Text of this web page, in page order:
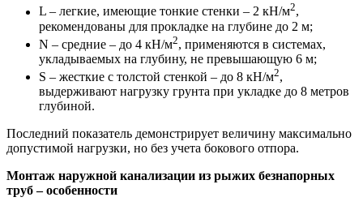
L – легкие, имеющие тонкие стенки – 2 кН/м2,
рекомендованы для прокладке на глубине до 2 м;
N – средние – до 4 кН/м2, применяются в системах,
укладываемых на глубину, не превышающую 6 м;
S – жесткие с толстой стенкой – до 8 кН/м2,
выдерживают нагрузку грунта при укладке до 8 метров
глубиной.
Последний показатель демонстрирует величину максимально
допустимой нагрузки, но без учета бокового отпора.
Монтаж наружной канализации из рыжих безнапорных
труб – особенности